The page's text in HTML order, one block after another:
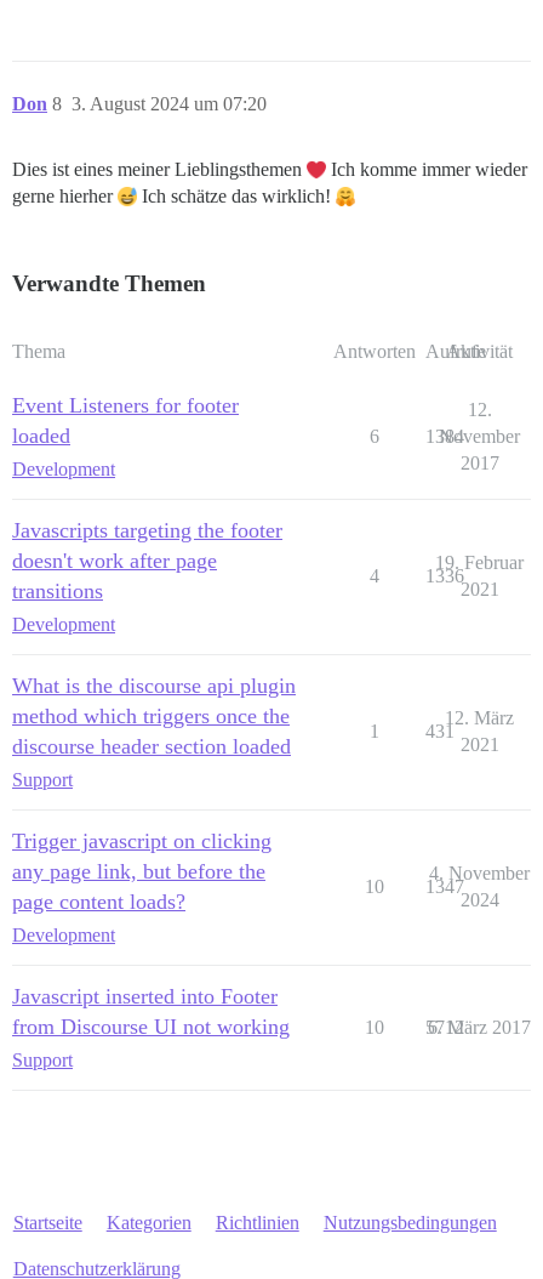
Don 3. August 2024 um 07:20
8
Dies ist eines meiner Lieblingsthemen
Ich komme immer wieder
gerne hierher
Ich schätze das wirklich!
Verwandte Themen
Thema Antworten Aufrufe
Aktivität
Event Listeners for footer
loaded
Development
6 1384
12.
November
2017
Javascripts targeting the footer
doesn't work after page
transitions
Development
4 1336
19. Februar
2021
What is the discourse api plugin
method which triggers once the
discourse header section loaded
Support
1 431
12. März
2021
Trigger javascript on clicking
any page link, but before the
page content loads?
Development
10 1347
4. November
2024
Javascript inserted into Footer
from Discourse UI not working
Support
10 5712
6. März 2017
Startseite Kategorien Richtlinien Nutzungsbedingungen
Datenschutzerklärung